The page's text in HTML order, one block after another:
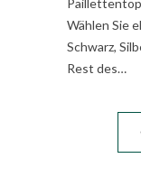
Wählen Sie
Schwarz,
Rest des…